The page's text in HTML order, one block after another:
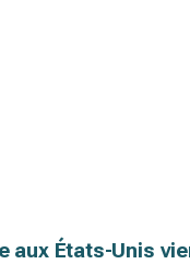
aux États-Unis